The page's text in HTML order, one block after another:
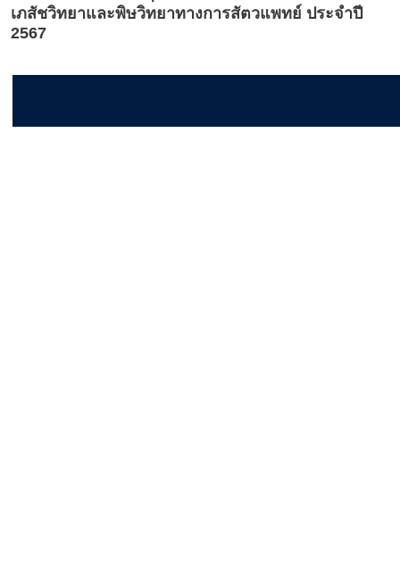
เภสัชวิทยาและพิษวิทยาทางการสัตวแพทย์ ประจำปี
2567